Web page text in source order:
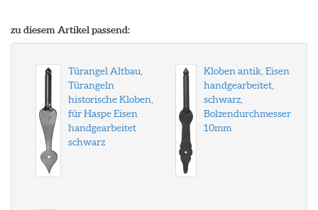
zu diesem Artikel passend:
Türangel Altbau,
Türangeln
historische Kloben,
für Haspe Eisen
handgearbeitet
schwarz
Kloben antik, Eisen
handgearbeitet,
schwarz,
Bolzendurchmesser
10mm